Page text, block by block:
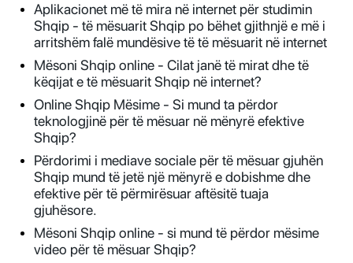
Aplikacionet më të mira në internet për studimin
Shqip - të mësuarit Shqip po bëhet gjithnjë e më i
arritshëm falë mundësive të të mësuarit në internet
Mësoni Shqip online - Cilat janë të mirat dhe të
këqijat e të mësuarit Shqip në internet?
Online Shqip Mësime - Si mund ta përdor
teknologjinë për të mësuar në mënyrë efektive
Shqip?
Përdorimi i mediave sociale për të mësuar gjuhën
Shqip mund të jetë një mënyrë e dobishme dhe
efektive për të përmirësuar aftësitë tuaja
gjuhësore.
Mësoni Shqip online - si mund të përdor mësime
video për të mësuar Shqip?